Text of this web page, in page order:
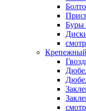
Буры